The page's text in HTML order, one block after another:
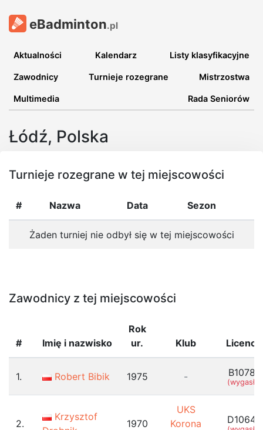
eBadminton.pl
Aktualności Kalendarz Listy klasyfikacyjne
Zawodnicy Turnieje rozegrane Mistrzostwa
Multimedia Rada Seniorów
Łódź, Polska
Turnieje rozegrane w tej miejscowości
# Nazwa Data Sezon
Żaden turniej nie odbył się w tej miejscowości
Zawodnicy z tej miejscowości
# Imię i nazwisko
Rok
ur.
Klub Licencja
1. Robert Bibik 1975 - B10782
(wygasła)
2.
Krzysztof
1970
UKS
Korona
D10644